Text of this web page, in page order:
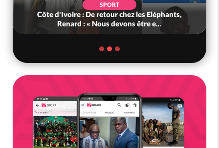
SPORT
Côte d'Ivoire : De retour chez les Eléphants,
Renard : « Nous devons être e...